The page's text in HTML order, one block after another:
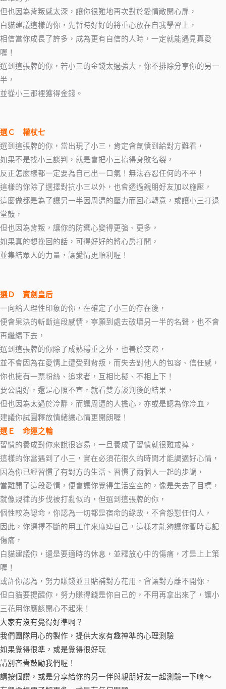
但也因為背叛感太深，讓你很難地再次對於愛情敞開心扉，
白貓建議這樣的你，先暫時好好的將重心放在自我學習上，
相信當你成長了許多，成為更有自信的人時，一定就能遇見真愛
喔！
選到這張牌的你，若小三的金錢太過強大，你不排除分享你的另一
半，
並從小三那裡獲得金錢。
選Ｃ 權杖七
選到這張牌的你，當出現了小三，肯定會氣憤到給對方難看，
如果不是找小三談判，就是會把小三搞得身敗名裂，
反正怎麼樣都一定要為自己出一口氣！無法吞忍任何的不平！
這樣的你除了選擇對抗小三以外，也會透過親朋好友加以施壓，
這麼做都是為了讓另一半因周遭的壓力而回心轉意，或讓小三打退
堂鼓，
但也因為背叛，讓你的防禦心變得更強、更多，
如果真的想挽回的話，可得好好的將心房打開，
並集結眾人的力量，讓愛情更順利喔！
選Ｄ 寶劍皇后
一向給人理性印象的你，在確定了小三的存在後，
便會果決的斬斷這段感情，寧願到處去破壞另一半的名聲，也不會
再繼續下去，
選到這張牌的你除了成熟穩重之外，也善於交際，
並不會因為在愛情上遭受到背叛，而失去對他人的包容、信任感，
你也擁有一票粉絲、追求者，互相比擬、不相上下！
要公開好，還是心照不宣，就看雙方談判後的結果，
但也因為太過於冷靜，而讓周遭的人擔心，亦或是認為你冷血，
建議你試圖釋放情緒讓心情更開朗喔！
選Ｅ 命運之輪
習慣的養成對你來說很容易，一旦養成了習慣就很難戒掉，
這樣的你當遇到了小三，實在必須花很久的時間才能調適好心情，
因為你已經習慣了有對方的生活、習慣了兩個人一起的步調，
當離開了這段愛情，便會讓你覺得生活空空的，像是失去了目標，
就像規律的步伐被打亂似的，但選到這張牌的你，
個性較為認命，你認為一切都是宿命的緣故，不會怨懟任何人，
因此，你選擇不斷的用工作來麻痺自己，這樣才能夠讓你暫時忘記
傷痛，
白貓建議你，還是要適時的休息，並釋放心中的傷痛，才是上上策
喔！
或許你認為，努力賺錢並且貼補對方花用，會讓對方離不開你，
但白貓要提醒你，努力賺得錢是你自己的，不用再拿出來了，讓小
三花用你應該開心不起來！
大家有沒有覺得好準啊？
我們團隊用心的製作，提供大家有趣神準的心理測驗
如果覺得很準，或是覺得很好玩
請別吝嗇鼓勵我們喔！
請按個讚，或是分享給你的另一伴與親朋好友一起測驗一下唷～